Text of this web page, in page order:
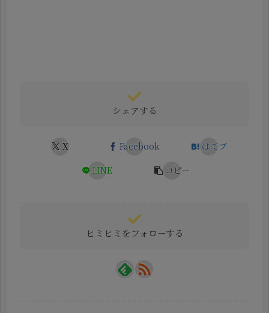
シェアする
X Facebook
はてブ
LINE
コピー
ヒミヒミをフォローする